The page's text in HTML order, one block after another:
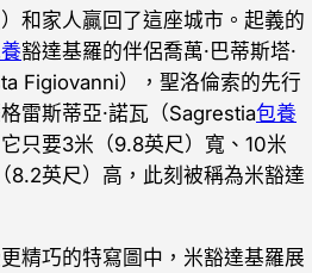
和家人贏回了這座城市。起義的
豁達基羅的伴侶喬萬‧巴蒂斯塔‧
Figiovanni），聖洛倫索的先行
雷斯蒂亞‧諾瓦（Sagrestia包養
只要3米（9.8英尺）寬、10米
8.2英尺）高，此刻被稱為米豁達
精巧的特寫圖中，米豁達基羅展